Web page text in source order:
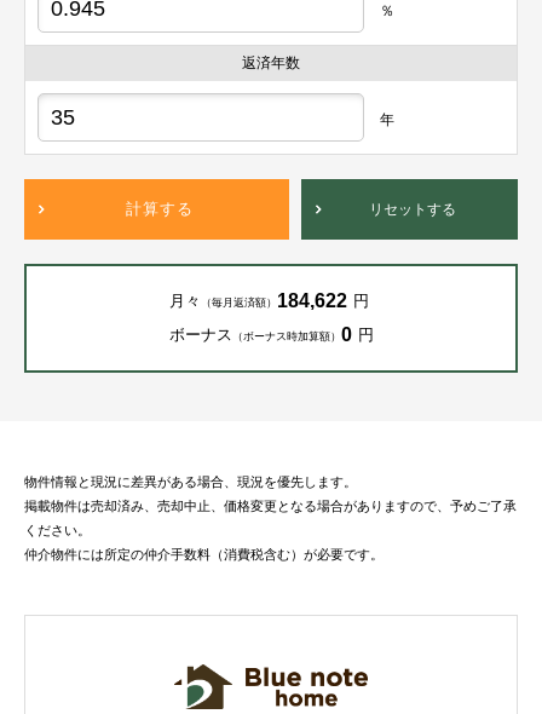
％
返済年数
年
計算する リセットする
月々 （毎月返済額） 184,622 円
ボーナス
（ボーナス時加算額） 0 円
物件情報と現況に差異がある場合、現況を優先します。
掲載物件は売却済み、売却中止、価格変更となる場合がありますので、予めご了承
ください。
仲介物件には所定の仲介手数料（消費税含む）が必要です。